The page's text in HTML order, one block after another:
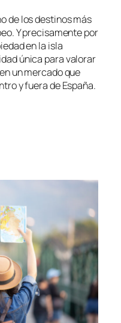
de los destinos más
Y precisamente por
en la isla
única para valorar
un mercado que
y fuera de España.